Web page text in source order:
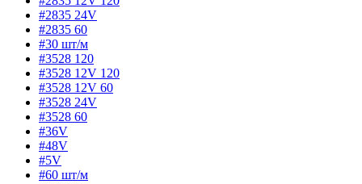
#2835 24V
#2835 60
#30 шт/м
#3528 120
#3528 12V 120
#3528 12V 60
#3528 24V
#3528 60
#36V
#48V
#5V
#60 шт/м